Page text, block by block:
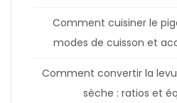
Comment cuisiner le
modes de cuisson et
Comment convertir la
sèche : ratios et